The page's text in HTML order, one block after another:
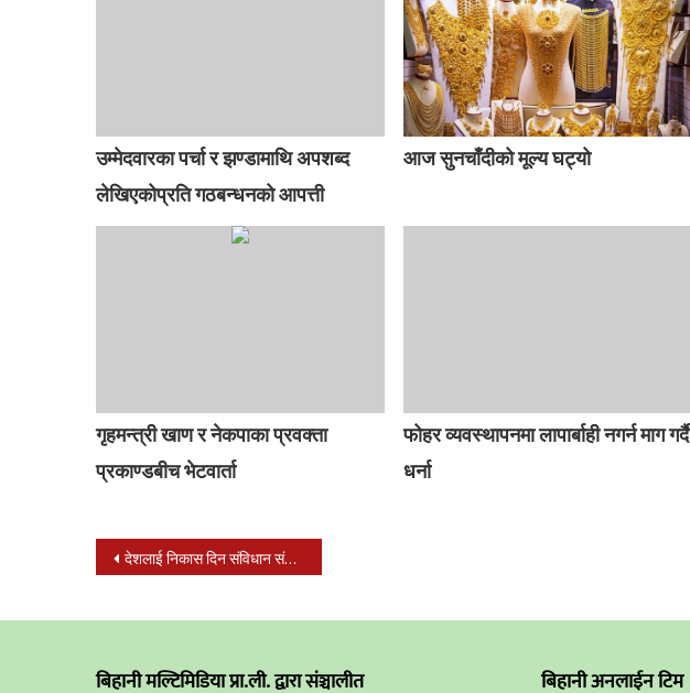
उम्मेदवारका पर्चा र झण्डामाथि अपशब्द
लेखिएकोप्रति गठबन्धनको आपत्ती
आज सुनचाँदीको मूल्य घट्यो
गृहमन्त्री खाण र नेकपाका प्रवक्ता
प्रकाण्डबीच भेटवार्ता
फोहर व्यवस्थापनमा लापार्बाही नगर्न माग गर्दै
धर्ना
Post
देशलाई निकास दिन संविधान संशोधन प्रस्ताव परिमार्जन हुनसक्ने : पाण्डे
बिहानी मल्टिमिडिया प्रा.ली. द्वारा संञ्चालीत बिहानी अनलाईन टिम